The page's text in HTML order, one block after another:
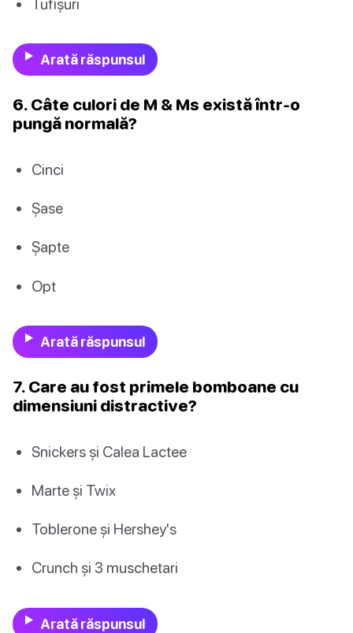
Arată răspunsul
6. Câte culori de M & Ms există într-o
pungă normală?
Cinci
Şase
Șapte
Opt
Arată răspunsul
7. Care au fost primele bomboane cu
dimensiuni distractive?
Snickers și Calea Lactee
Marte și Twix
Toblerone și Hershey's
Crunch și 3 muschetari
Arată răspunsul